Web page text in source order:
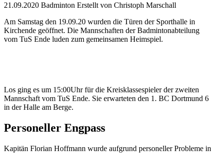
21.09.2020 Badminton Erstellt von Christoph Marschall
Am Samstag den 19.09.20 wurden die Türen der Sporthalle in
Kirchende geöffnet. Die Mannschaften der Badmintonabteilung
vom TuS Ende luden zum gemeinsamen Heimspiel.
Los ging es um 15:00Uhr für die Kreisklassespieler der zweiten
Mannschaft vom TuS Ende. Sie erwarteten den 1. BC Dortmund 6
in der Halle am Berge.
Personeller Engpass
Kapitän Florian Hoffmann wurde aufgrund personeller Probleme in